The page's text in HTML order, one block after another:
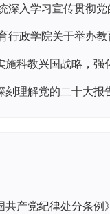
产党纪律处分条例》